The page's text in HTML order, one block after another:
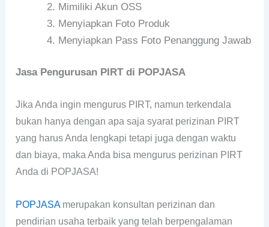
Mimiliki Akun OSS
Menyiapkan Foto Produk
Menyiapkan Pass Foto Penanggung Jawab
Jasa Pengurusan PIRT di POPJASA
Jika Anda ingin mengurus PIRT, namun terkendala
bukan hanya dengan apa saja syarat perizinan PIRT
yang harus Anda lengkapi tetapi juga dengan waktu
dan biaya, maka Anda bisa mengurus perizinan PIRT
Anda di POPJASA!
POPJASAmerupakan konsultan perizinan dan
pendirian usaha terbaik yang telah berpengalaman